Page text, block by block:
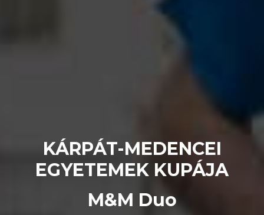
KÁRPÁT-MEDENCEI
EGYETEMEK KUPÁJA
M&M Duo